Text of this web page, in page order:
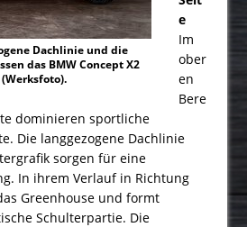
Dachlinie und die
das BMW Concept X2
e
Im
ober
en
Bere
dominieren sportliche
Die langgezogene Dachlinie
sorgen für eine
In ihrem Verlauf in Richtung
Greenhouse und formt
Schulterpartie. Die